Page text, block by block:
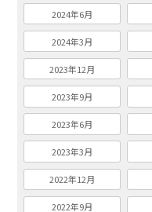
2024年6月
2024年3月
2023年12月
2023年9月
2023年6月
2023年3月
2022年12月
2022年9月